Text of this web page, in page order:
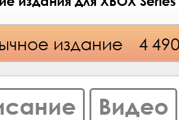
издание 4
Видео